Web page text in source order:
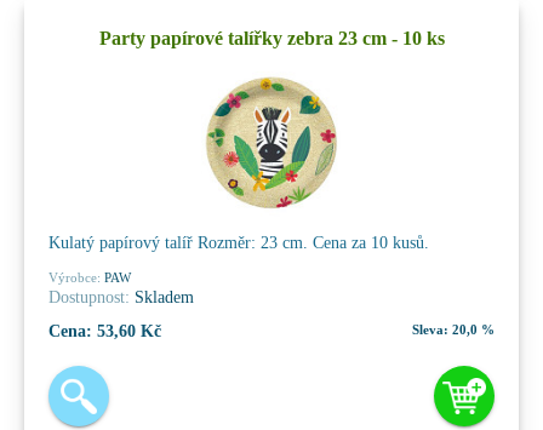
Party papírové talířky zebra 23 cm - 10 ks
Kulatý papírový talíř Rozměr: 23 cm. Cena za 10 kusů.
Výrobce: PAW
Dostupnost: Skladem
Cena: 53,60 Kč Sleva: 20,0 %